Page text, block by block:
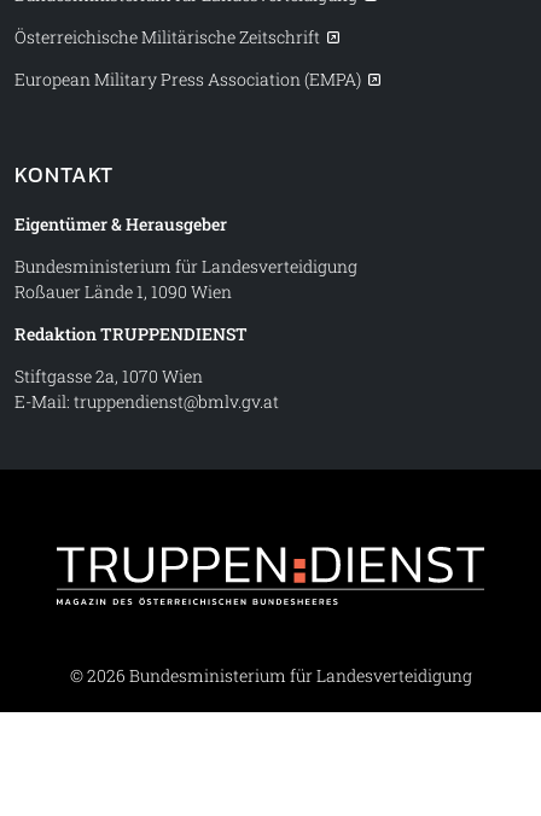
Österreichische Militärische Zeitschrift
European Military Press Association (EMPA)
KONTAKT
Eigentümer & Herausgeber
Bundesministerium für Landesverteidigung
Roßauer Lände 1, 1090 Wien
Redaktion TRUPPENDIENST
Stiftgasse 2a, 1070 Wien
E-Mail: truppendienst@bmlv.gv.at
© 2026 Bundesministerium für Landesverteidigung
Barrierefreiheit · Impressum · Datenschutz · Kontakt